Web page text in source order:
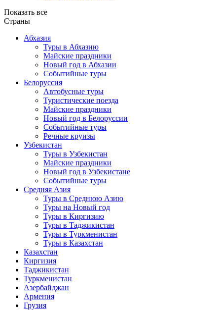
Показать все
Страны
Абхазия
Туры в Абхазию
Майские праздники
Новый год в Абхазии
Событийные туры
Белоруссия
Автобусные туры
Туристические поезда
Майские праздники
Новый год в Белоруссии
Событийные туры
Речные круизы
Узбекистан
Туры в Узбекистан
Майские праздники
Новый год в Узбекистане
Событийные туры
Средняя Азия
Туры в Среднюю Азию
Туры на Новый год
Туры в Киргизию
Туры в Таджикистан
Туры в Туркменистан
Туры в Казахстан
Казахстан
Киргизия
Таджикистан
Туркменистан
Азербайджан
Армения
Грузия